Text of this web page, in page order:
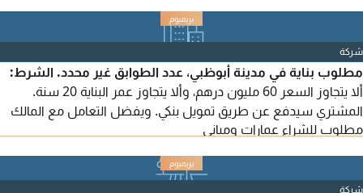
مطبخ رئيسي داخلي، غرفة خادمة، غرفة غسيل، حوش واسع، بوابة
إلكترونية. الفيلا تحتوي على مصعد (ليفت).
شركة
مطلوب بناية في مدينة أبوظبي، عدد الطوابق غير محدد. الشرط:
ألا يتجاوز السعر 60 مليون درهم، وألا يتجاوز عمر البناية 20 سنة.
المشتري سيدفع عن طريق تمويل بنكي. ويفضل التعامل مع المالك
مباشرة.
مطلوب للشراء عمارات ومباني
شركة